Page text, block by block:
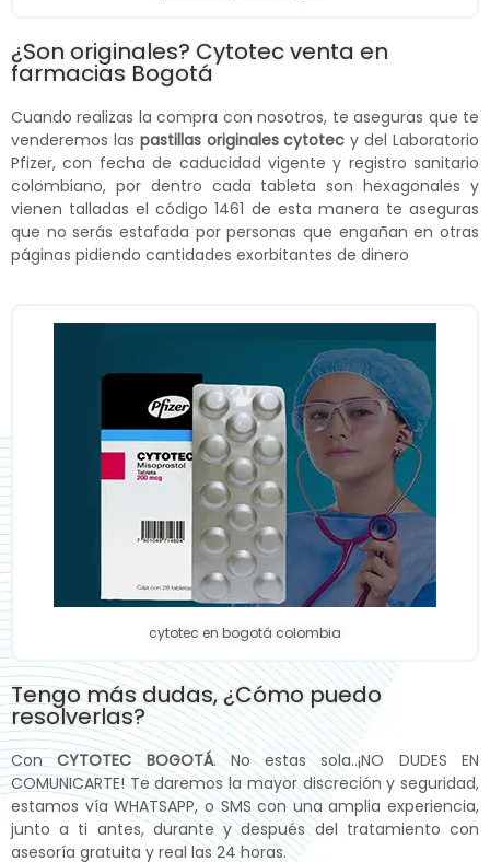
¿Son originales? Cytotec venta en
farmacias Bogotá
Cuando realizas la compra con nosotros, te aseguras que te
venderemos las pastillas originales cytotec y del Laboratorio
Pfizer, con fecha de caducidad vigente y registro sanitario
colombiano, por dentro cada tableta son hexagonales y
vienen talladas el código 1461 de esta manera te aseguras
que no serás estafada por personas que engañan en otras
páginas pidiendo cantidades exorbitantes de dinero
cytotec en bogotá colombia
Tengo más dudas, ¿Cómo puedo
resolverlas?
ConCYTOTEC BOGOTÁ. No estas sola..¡NO DUDES EN
COMUNICARTE! Te daremos la mayor discreción y seguridad,
estamos vía WHATSAPP, o SMS con una amplia experiencia,
junto a ti antes, durante y después del tratamiento con
asesoría gratuita y real las 24 horas.